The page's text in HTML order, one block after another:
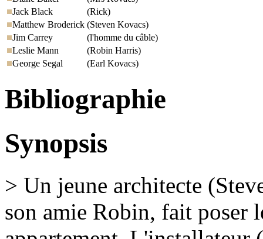
Jack Black
(Rick)
Matthew Broderick (Steven Kovacs)
Jim Carrey
(l'homme du câble)
Leslie Mann
(Robin Harris)
George Segal
(Earl Kovacs)
Bibliographie
Synopsis
> Un jeune architecte
son amie Robin, fait poser